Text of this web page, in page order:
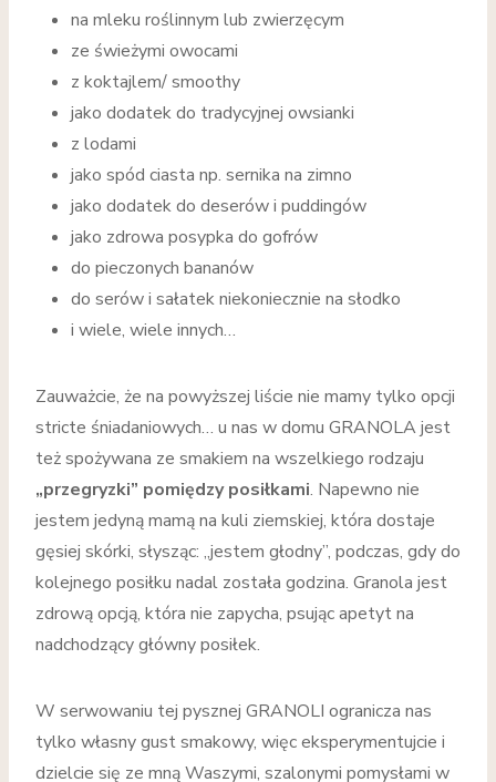
na mleku roślinnym lub zwierzęcym
ze świeżymi owocami
z koktajlem/ smoothy
jako dodatek do tradycyjnej owsianki
z lodami
jako spód ciasta np. sernika na zimno
jako dodatek do deserów i puddingów
jako zdrowa posypka do gofrów
do pieczonych bananów
do serów i sałatek niekoniecznie na słodko
i wiele, wiele innych…
Zauważcie, że na powyższej liście nie mamy tylko opcji
stricte śniadaniowych… u nas w domu GRANOLA jest
też spożywana ze smakiem na wszelkiego rodzaju
„przegryzki” pomiędzy posiłkami. Napewno nie
jestem jedyną mamą na kuli ziemskiej, która dostaje
gęsiej skórki, słysząc: „jestem głodny”, podczas, gdy do
kolejnego posiłku nadal została godzina. Granola jest
zdrową opcją, która nie zapycha, psując apetyt na
nadchodzący główny posiłek.
W serwowaniu tej pysznej GRANOLI ogranicza nas
tylko własny gust smakowy, więc eksperymentujcie i
dzielcie się ze mną Waszymi, szalonymi pomysłami w